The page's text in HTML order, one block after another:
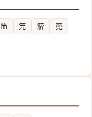
笽 笎 䉏
篼